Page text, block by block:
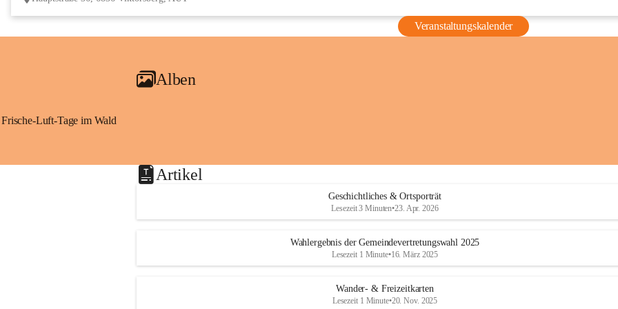
Veranstaltungskalender
Alben
Frische-Luft-Tage im Wald
Artikel
Geschichtliches & Ortsporträt
Lesezeit 3 Minuten•23. Apr. 2026
Wahlergebnis der Gemeindevertretungswahl 2025
Lesezeit 1 Minute•16. März 2025
Wander- & Freizeitkarten
Lesezeit 1 Minute•20. Nov. 2025